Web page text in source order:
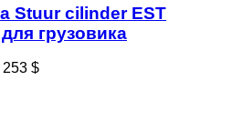
Stuur cilinder EST
грузовика
253 $